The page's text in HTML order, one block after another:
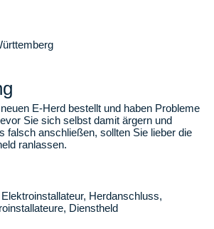
E-Herd bestellt und haben Probleme
Sie sich selbst damit ärgern und
falsch anschließen, sollten Sie lieber die
ranlassen.
Herdanschluss,
Dienstheld